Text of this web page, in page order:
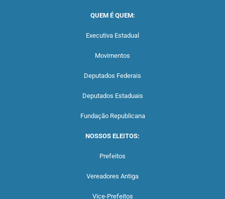
QUEM É QUEM:
Executiva Estadual
Movimentos
Deputados Federais
Deputados Estaduais
Fundação Republicana
NOSSOS ELEITOS:
Prefeitos
Vereadores Antiga
Vice-Prefeitos